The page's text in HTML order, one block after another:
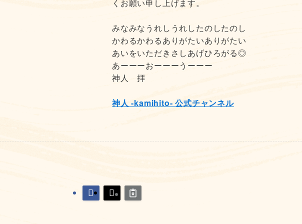
くお願い申し上げます。
みなみなうれしうれしたのしたのし
かわるかわるありがたいありがたい
あいをいただきさしあげひろがる◎
あーーーおーーーうーーー
神人 拝
神人 -kamihito- 公式チャンネル